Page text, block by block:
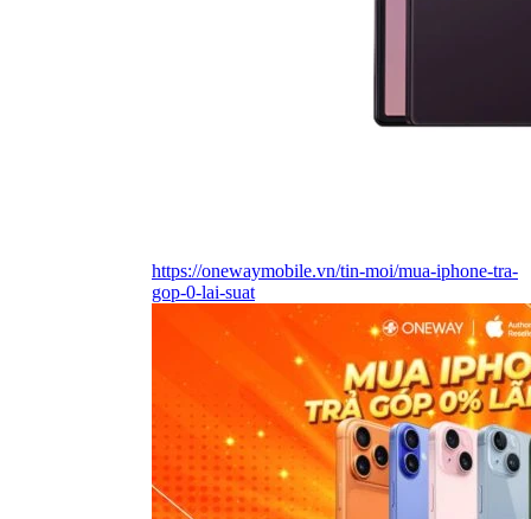
https://onewaymobile.vn/tin-moi/mua-iphone-tra-
gop-0-lai-suat